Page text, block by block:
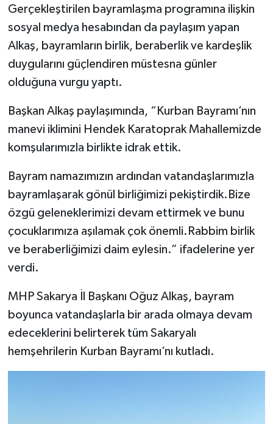
Gerçekleştirilen bayramlaşma programına ilişkin
sosyal medya hesabından da paylaşım yapan
Alkaş, bayramların birlik, beraberlik ve kardeşlik
duygularını güçlendiren müstesna günler
olduğuna vurgu yaptı.
Başkan Alkaş paylaşımında, “Kurban Bayramı’nın
manevi iklimini Hendek Karatoprak Mahallemizde
komşularımızla birlikte idrak ettik.
Bayram namazımızın ardından vatandaşlarımızla
bayramlaşarak gönül birliğimizi pekiştirdik.Bize
özgü geleneklerimizi devam ettirmek ve bunu
çocuklarımıza aşılamak çok önemli.Rabbim birlik
ve beraberliğimizi daim eylesin.” ifadelerine yer
verdi.
MHP Sakarya İl Başkanı Oğuz Alkaş, bayram
boyunca vatandaşlarla bir arada olmaya devam
edeceklerini belirterek tüm Sakaryalı
hemşehrilerin Kurban Bayramı’nı kutladı.